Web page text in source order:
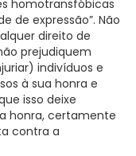
homotransfóbicas
de expressão”. Não
direito de
prejudiquem
indivíduos e
à sua honra e
isso deixe
honra, certamente
contra a